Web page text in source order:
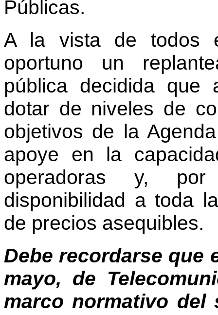
Públicas.
A la vista de todos
oportuno un
pública decidida que
dotar de niveles de
objetivos de la
apoye en la
operadoras y,
disponibilidad a toda
de precios asequibles.
Debe recordarse que
mayo, de
marco normativo del